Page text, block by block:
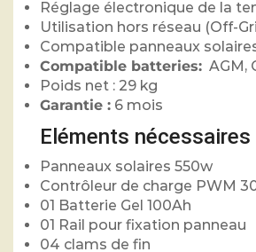
Réglage électronique de la
Utilisation hors réseau (Off-
Compatible panneaux
Compatible batteries: AGM,
Poids net : 29 kg
Garantie : 6 mois
Eléments
Panneaux solaires 550w
Contrôleur de charge PWM
01 Batterie Gel 100Ah
01 Rail pour fixation panneau
04 clams de fin